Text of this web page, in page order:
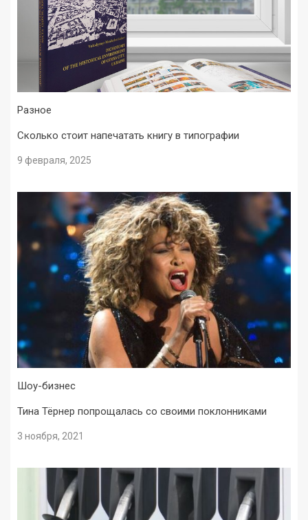
Разное
Сколько стоит напечатать книгу в типографии
9 февраля, 2025
Шоу-бизнес
Тина Тёрнер попрощалась со своими поклонниками
3 ноября, 2021